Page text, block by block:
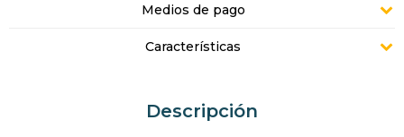
Medios de pago
Características
Descripción